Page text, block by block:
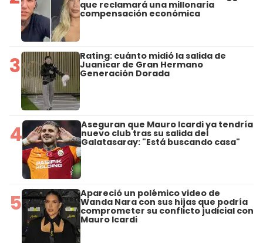
que reclamará una millonaria
compensación económica
3 Rating: cuánto midió la salida de
Juanicar de Gran Hermano
Generación Dorada
4 Aseguran que Mauro Icardi ya tendría
nuevo club tras su salida del
Galatasaray: "Está buscando casa"
5 Apareció un polémico video de
Wanda Nara con sus hijas que podría
comprometer su conflicto judicial con
Mauro Icardi